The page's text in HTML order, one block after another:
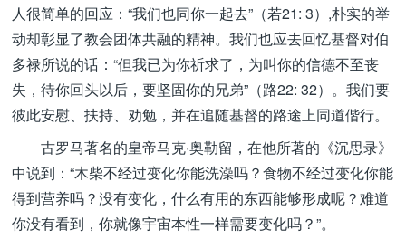
人很简单的回应：“我们也同你一起去”（若21: 3）,朴实的举
动却彰显了教会团体共融的精神。我们也应去回忆基督对伯
多禄所说的话：“但我已为你祈求了，为叫你的信德不至丧
失，待你回头以后，要坚固你的兄弟”（路22: 32）。我们要
彼此安慰、扶持、劝勉，并在追随基督的路途上同道偕行。
古罗马著名的皇帝马克·奥勒留，在他所著的《沉思录》
中说到：“木柴不经过变化你能洗澡吗？食物不经过变化你能
得到营养吗？没有变化，什么有用的东西能够形成呢？难道
你没有看到，你就像宇宙本性一样需要变化吗？”。